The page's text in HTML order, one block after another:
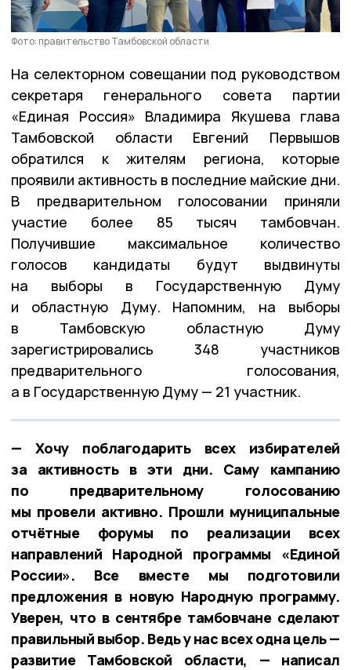
Фото: правительство Тамбовской области
На селекторном совещании под руководством
секретаря генерального совета партии
«Единая Россия» Владимира Якушева глава
Тамбовской области Евгений Первышов
обратился к жителям региона, которые
проявили активность в последние майские дни.
В предварительном голосовании приняли
участие более 85 тысяч тамбовчан.
Получившие максимальное количество
голосов кандидаты будут выдвинуты
на выборы в Государственную Думу
и областную Думу. Напомним, на выборы
в Тамбовскую областную Думу
зарегистрировались 348 участников
предварительного голосования,
а в Государственную Думу — 21 участник.
— Хочу поблагодарить всех избирателей
за активность в эти дни. Саму кампанию
по предварительному голосованию
мы провели активно. Прошли муниципальные
отчётные форумы по реализации всех
направлений Народной программы «Единой
России». Все вместе мы подготовили
предложения в новую Народную программу.
Уверен, что в сентябре тамбовчане сделают
правильный выбор. Ведь у нас всех одна цель —
развитие Тамбовской области, — написал